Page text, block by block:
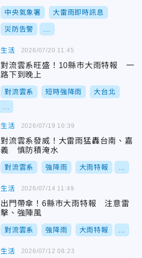
中央氣象署 大雷雨即時訊息
災防告警
生活
對流雲系旺盛！10縣市大雨特報 一
路下到晚上
對流雲系 短時強降雨 大台北
2026/07/20 11:45
生活
對流雲系發威！大雷雨猛轟台南、嘉
義 慎防積淹水
對流雲系 強降雨 大雨特報
2026/07/19 10:39
生活
出門帶傘！6縣市大雨特報 注意雷
擊、強陣風
對流雲系 強降雨 大雨特報
2026/07/14 11:49
生活 2026/07/12 08:23